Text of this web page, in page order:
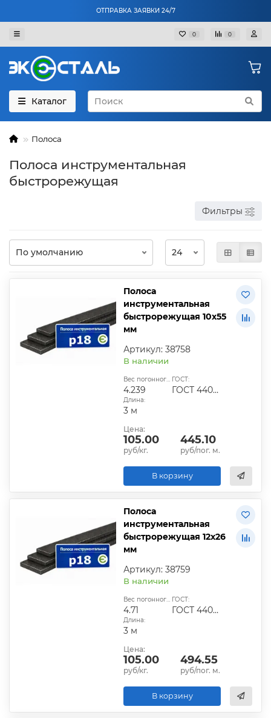
ОТПРАВКА ЗАЯВКИ 24/7
0 0
Каталог
Полоса
Полоса инструментальная
быстрорежущая
Фильтры
Полоса
инструментальная
быстрорежущая 10х55
мм
Артикул: 38758
В наличии
Вес погонного метра, кг:
4.239
ГОСТ:
ГОСТ 4405-75
Длина:
3 м
Цена:
105.00
руб/кг.
445.10
руб/пог. м.
В корзину
Полоса
инструментальная
быстрорежущая 12х26
мм
Артикул: 38759
В наличии
Вес погонного метра, кг:
4.71
ГОСТ:
ГОСТ 4405-75
Длина:
3 м
Цена:
105.00
руб/кг.
494.55
руб/пог. м.
В корзину